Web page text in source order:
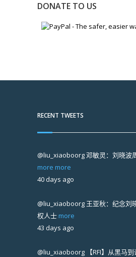
DONATE TO US
RECENT TWEETS
@liu_xiaoboorg邓敏灵：刘晓波
more more
40 days ago
@liu_xiaoboorg 王亚秋：纪念刘
权人士 more
43 days ago
@liu_xiaoboorg 【RFI】从黑马